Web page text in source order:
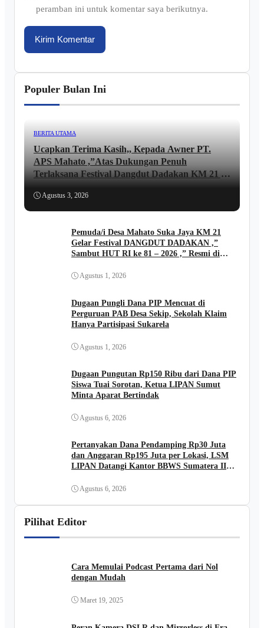
peramban ini untuk komentar saya berikutnya.
Populer Bulan Ini
BERITA UTAMA
Ucapkan Terima Kasih,, Kepada Awner PT.
APS Mahato ,”Atas Dukungan Penuh
Terlaksana Festival Dangdut Dadakan KM 21 ,,
lni Ungkapan JUNAIDI ..
Agustus 3, 2026
Pemuda/i Desa Mahato Suka Jaya KM 21
Gelar Festival DANGDUT DADAKAN ,”
Sambut HUT RI ke 81 – 2026 ,” Resmi di
Agustus 1, 2026
Dugaan Pungli Dana PIP Mencuat di
Perguruan PAB Desa Sekip, Sekolah Klaim
Hanya Partisipasi Sukarela
Agustus 1, 2026
Dugaan Pungutan Rp150 Ribu dari Dana PIP
Siswa Tuai Sorotan, Ketua LIPAN Sumut
Minta Aparat Bertindak
Agustus 6, 2026
Pertanyakan Dana Pendamping Rp30 Juta
dan Anggaran Rp195 Juta per Lokasi, LSM
LIPAN Datangi Kantor BBWS Sumatera II
Agustus 6, 2026
Pilihat Editor
Cara Memulai Podcast Pertama dari Nol
dengan Mudah
Maret 19, 2025